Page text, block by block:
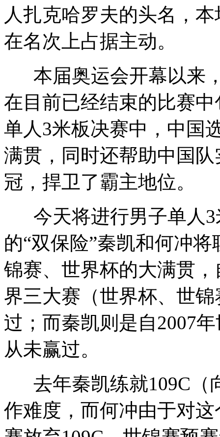
人扎克哈罗夫的头名，
在名次上占据主动。
本届奥运会开幕以来
在目前已经结束的比赛
单人3米板决赛中，中国
满贯，同时还帮助中国
冠，捍卫了霸主地位。
今天将进行男子单人3
的“双保险”秦凯和何冲
锦赛、世界杯的大满贯
界三大赛（世界杯、世
过；而秦凯则是自2007
从未赢过。
去年秦凯练就109C（
作难度，而何冲由于对